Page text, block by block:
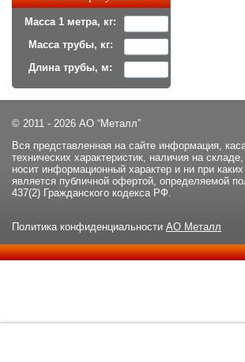
Масса 1 метра, кг:
Масса трубы, кг:
Длина трубы, м:
© 2011 - 2026 АО “Металл”
Вся представленная на сайте информация,
технических характеристик, наличия на
носит информационный характер и ни при
является публичной офертой, определяемой
437(2) Гражданского кодекса РФ.
Политика конфиденциальности АО Металл